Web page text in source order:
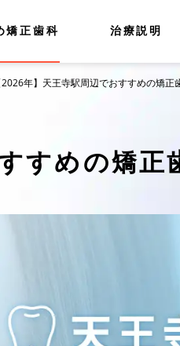
矯正歯科 治療説明
2026年】天王寺駅周辺でおすすめの矯正
すめの矯正